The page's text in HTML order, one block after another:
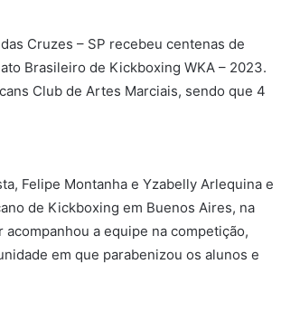
Cruzes – SP recebeu centenas de
Brasileiro de Kickboxing WKA – 2023.
Club de Artes Marciais, sendo que 4
Felipe Montanha e Yzabelly Arlequina e
de Kickboxing em Buenos Aires, na
a equipe na competição,
em que parabenizou os alunos e